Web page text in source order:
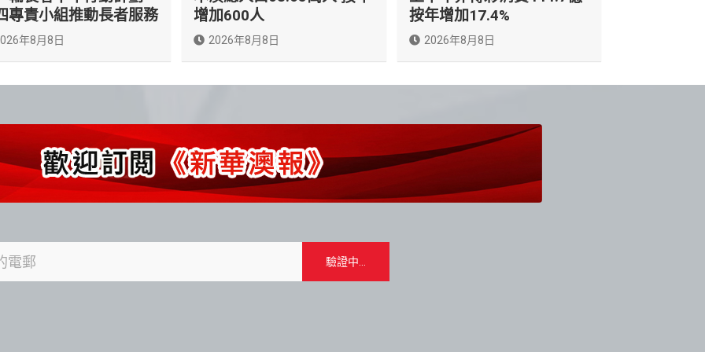
專責小組推動長者服務
年8月8日
增加600人
2026年8月8日
按年增加17.4%
2026年8月8日